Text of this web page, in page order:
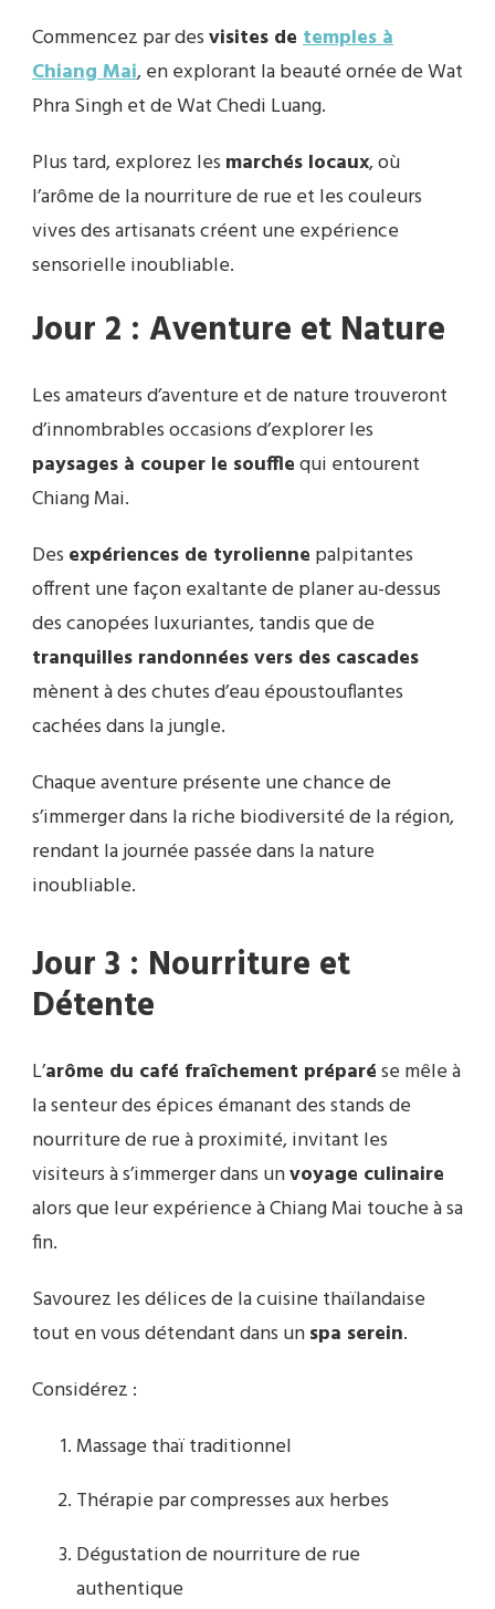
Commencez par desvisites de temples à
Chiang Mai, en explorant la beauté ornée de Wat
Phra Singh et de Wat Chedi Luang.
Plus tard, explorez les marchés locaux, où
l’arôme de la nourriture de rue et les couleurs
vives des artisanats créent une expérience
sensorielle inoubliable.
Jour 2 : Aventure et Nature
Les amateurs d’aventure et de nature trouveront
d’innombrables occasions d’explorer les
paysages à couper le soufflequi entourent
Chiang Mai.
Des expériences de tyrolienne palpitantes
offrent une façon exaltante de planer au-dessus
des canopées luxuriantes, tandis que de
tranquilles randonnées vers des cascades
mènent à des chutes d’eau époustouflantes
cachées dans la jungle.
Chaque aventure présente une chance de
s’immerger dans la riche biodiversité de la région,
rendant la journée passée dans la nature
inoubliable.
Jour 3 : Nourriture et
Détente
L’arôme du café fraîchement préparése mêle à
la senteur des épices émanant des stands de
nourriture de rue à proximité, invitant les
visiteurs à s’immerger dans unvoyage culinaire
alors que leur expérience à Chiang Mai touche à sa
fin.
Savourez les délices de la cuisine thaïlandaise
tout en vous détendant dans unspa serein.
Considérez :
Massage thaï traditionnel
Thérapie par compresses aux herbes
Dégustation de nourriture de rue
authentique